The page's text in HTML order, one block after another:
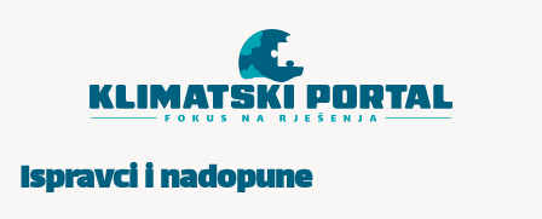
Ispravci i nadopune